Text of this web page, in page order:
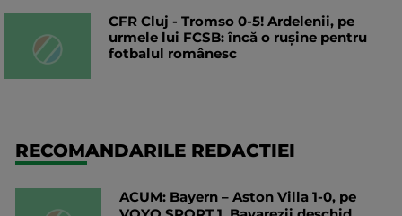
CFR Cluj - Tromso 0-5! Ardelenii, pe
urmele lui FCSB: încă o rușine pentru
fotbalul românesc
RECOMANDARILE REDACTIEI
ACUM: Bayern – Aston Villa 1-0, pe